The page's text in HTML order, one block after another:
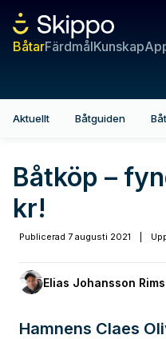
BåtarFärdmålKunskap
Aktuellt Båtguiden
Båtköp –
kr!
Publicerad 7 augusti 2021
Elias Johansson
Hamnens Claes